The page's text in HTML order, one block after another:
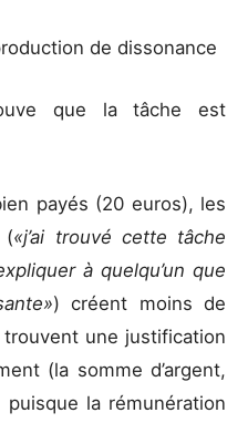
de dissonance
que la tâche est
payés (20 euros), les
(«j’ai trouvé cette tâche
à quelqu’un que
) créent moins de
une justification
(la somme d’argent,
la rémunération